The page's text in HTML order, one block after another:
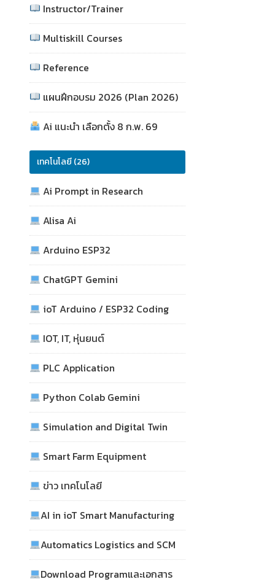
Instructor/Trainer
Multiskill Courses
Reference
แผนฝึกอบรม 2026 (Plan 2026)
Ai แนะนำ เลือกตั้ง 8 ก.พ. 69
เทคโนโลยี (26)
Ai Prompt in Research
Alisa Ai
Arduino ESP32
ChatGPT Gemini
ioT Arduino / ESP32 Coding
IOT, IT, หุ่นยนต์
PLC Application
Python Colab Gemini
Simulation and Digital Twin
Smart Farm Equipment
ข่าว เทคโนโลยี
AI in ioT Smart Manufacturing
Automatics Logistics and SCM
Download Programและเอกสาร